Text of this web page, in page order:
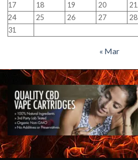
17
18 19 20 21
24
25 26 27 28
31
« Mar